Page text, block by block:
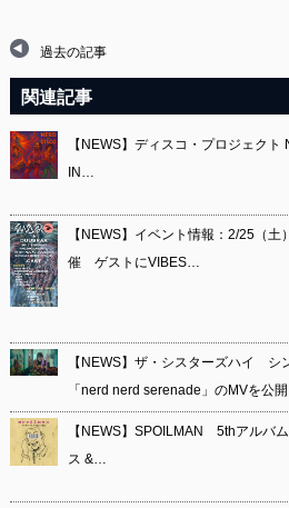
過去の記事
関連記事
【NEWS】ディスコ・プロジェク
IN…
【NEWS】イベント情報：2/25（
催 ゲストにVIBES…
【NEWS】ザ・シスターズハイ シ
「nerd nerd serenade」のMVを公開
【NEWS】SPOILMAN 5thアルバ
ス &…